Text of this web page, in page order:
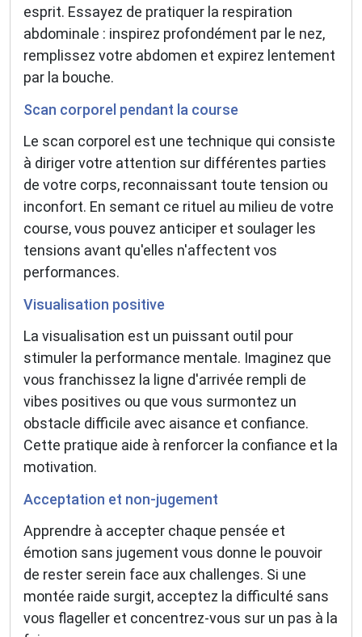
esprit. Essayez de pratiquer la respiration
abdominale : inspirez profondément par le nez,
remplissez votre abdomen et expirez lentement
par la bouche.
Scan corporel pendant la course
Le scan corporel est une technique qui consiste
à diriger votre attention sur différentes parties
de votre corps, reconnaissant toute tension ou
inconfort. En semant ce rituel au milieu de votre
course, vous pouvez anticiper et soulager les
tensions avant qu'elles n'affectent vos
performances.
Visualisation positive
La visualisation est un puissant outil pour
stimuler la performance mentale. Imaginez que
vous franchissez la ligne d'arrivée rempli de
vibes positives ou que vous surmontez un
obstacle difficile avec aisance et confiance.
Cette pratique aide à renforcer la confiance et la
motivation.
Acceptation et non-jugement
Apprendre à accepter chaque pensée et
émotion sans jugement vous donne le pouvoir
de rester serein face aux challenges. Si une
montée raide surgit, acceptez la difficulté sans
vous flageller et concentrez-vous sur un pas à la